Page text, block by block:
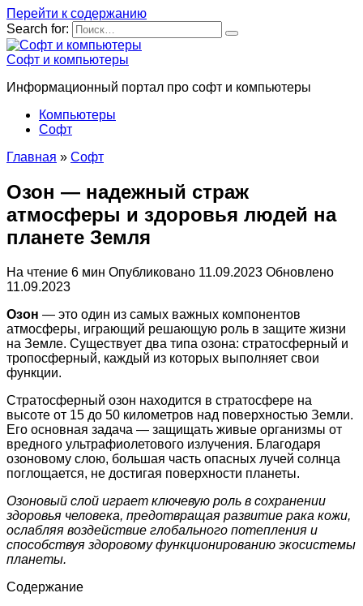
Перейти к содержанию
Search for:
Софт и компьютеры
Информационный портал про софт и компьютеры
Компьютеры
Софт
Главная » Софт
Озон — надежный страж
атмосферы и здоровья людей на
планете Земля
На чтение 6 мин Опубликовано 11.09.2023 Обновлено
11.09.2023
Озон — это один из самых важных компонентов
атмосферы, играющий решающую роль в защите жизни
на Земле. Существует два типа озона: стратосферный и
тропосферный, каждый из которых выполняет свои
функции.
Стратосферный озон находится в стратосфере на
высоте от 15 до 50 километров над поверхностью Земли.
Его основная задача — защищать живые организмы от
вредного ультрафиолетового излучения. Благодаря
озоновому слою, большая часть опасных лучей солнца
поглощается, не достигая поверхности планеты.
Озоновый слой играет ключевую роль в сохранении
здоровья человека, предотвращая развитие рака кожи,
ослабляя воздействие глобального потепления и
способствуя здоровому функционированию экосистемы
планеты.
Содержание